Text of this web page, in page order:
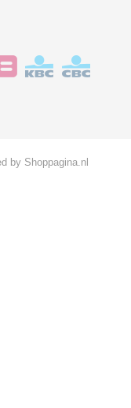
by Shoppagina.nl